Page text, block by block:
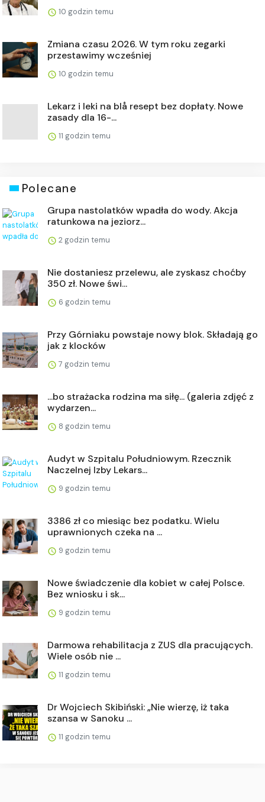
10 godzin temu
Zmiana czasu 2026. W tym roku zegarki
przestawimy wcześniej
10 godzin temu
Lekarz i leki na blå resept bez dopłaty. Nowe
zasady dla 16-...
11 godzin temu
Polecane
Grupa nastolatków wpadła do wody. Akcja
ratunkowa na jeziorz...
2 godzin temu
Nie dostaniesz przelewu, ale zyskasz choćby
350 zł. Nowe świ...
6 godzin temu
Przy Górniaku powstaje nowy blok. Składają go
jak z klocków
7 godzin temu
...bo strażacka rodzina ma siłę... (galeria zdjęć z
wydarzen...
8 godzin temu
Audyt w Szpitalu Południowym. Rzecznik
Naczelnej Izby Lekars...
9 godzin temu
3386 zł co miesiąc bez podatku. Wielu
uprawnionych czeka na ...
9 godzin temu
Nowe świadczenie dla kobiet w całej Polsce.
Bez wniosku i sk...
9 godzin temu
Darmowa rehabilitacja z ZUS dla pracujących.
Wiele osób nie ...
11 godzin temu
Dr Wojciech Skibiński: „Nie wierzę, iż taka
szansa w Sanoku ...
11 godzin temu